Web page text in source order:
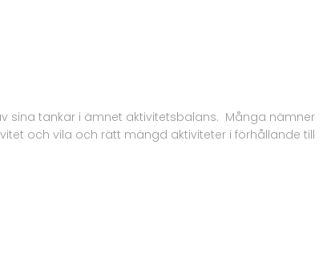
sina tankar i ämnet aktivitetsbalans. Många nämner
och vila och rätt mängd aktiviteter i förhållande till